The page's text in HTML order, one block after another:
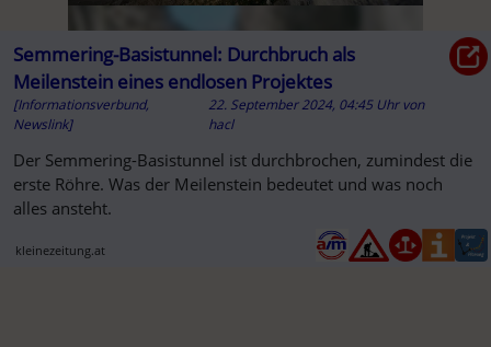
Semmering-Basistunnel: Durchbruch als
Meilenstein eines endlosen Projektes
[Informationsverbund,
Newslink]
22. September 2024, 04:45 Uhr von
hacl
Der Semmering-Basistunnel ist durchbrochen, zumindest die
erste Röhre. Was der Meilenstein bedeutet und was noch
alles ansteht.
kleinezeitung.at